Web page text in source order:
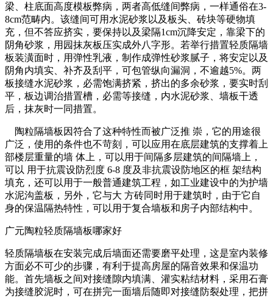
梁、柱底面高度模板弊病，两者高低缝间弊病，一样通俗在3-
8cm范畴内。该缝间可用水泥砂浆以及板头、砖块等硬物填
充，但不答应挤实，要保持以及梁隔1cm沉降安定，靠梁下的
阴角砂浆，用园抹灰板压实成外八字形。若举行措置轻质隔墙
板装潢面时，用弹性乳液，制作成弹性砂浆腻子，将安定以及
阴角内填实、补齐及刮平，可包管纵向漏洞，不逾越5%。两
板接缝水泥砂浆，必需饱满挤紧，挤出的多余砂浆，要实时刮
平，板边调治措置槽，必需等接缝，内水泥砂浆、墙板干透
后，抹灰时一同措置。
陶粒隔墙板因符合了这种特性而被广泛推 崇，它的用途很
广泛，使用的条件也不苛刻，可以应用在底层建筑的支撑着上
部楼层重量的墙 体上，可以用于间隔多层建筑的间隔墙上，
可以 用于抗震设防烈度 6-8 度及非抗震设防地区的框 架结构
填充，还可以用于一般普通建筑工程，如工业建设中的为护墙
水泥沟盖板，另外，它与大 方砖同时用于建筑时，由于它自
身的保温隔热特性，可以用于复合墙板和房子内部结构中。
广元陶粒轻质隔墙板哪家好
轻质隔墙板在安装完成后墙面还需要磨平处理，这是室内装修
方面必不可少的步骤，有利于提高房屋的隔音效果和保温功
能。首先墙板之间对接缝隙内填满、灌实粘结材料，采用石膏
为接缝胶泥时，可在拼完一面墙后随即对接缝防裂处理，把拼